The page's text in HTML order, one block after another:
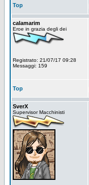
Top
calamarim
Eroe in grazia degli dei
Registrato: 21/07/17 09:28
Messaggi: 159
Top
SverX
Supervisor Macchinisti